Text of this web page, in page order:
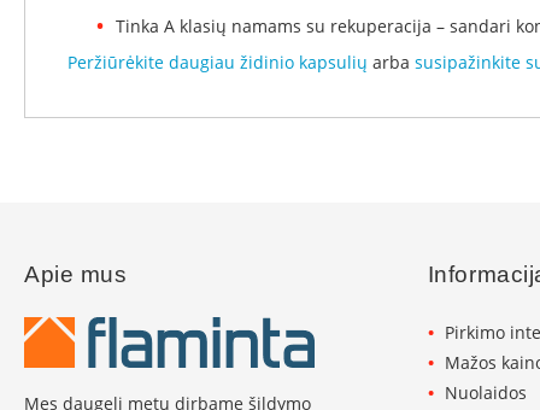
Konekt
Įdėklai
Dūmtraukio
vamzdžiai
Kamino
Tinka A klasių namams su rekuperacija – sandari
Peržiūrėkite daugiau židinio kapsulių arba susipažinkite
Apie mus
Mes daugelį metų dirbame šildymo
Pirkimo
Mažos
Nuolaidos